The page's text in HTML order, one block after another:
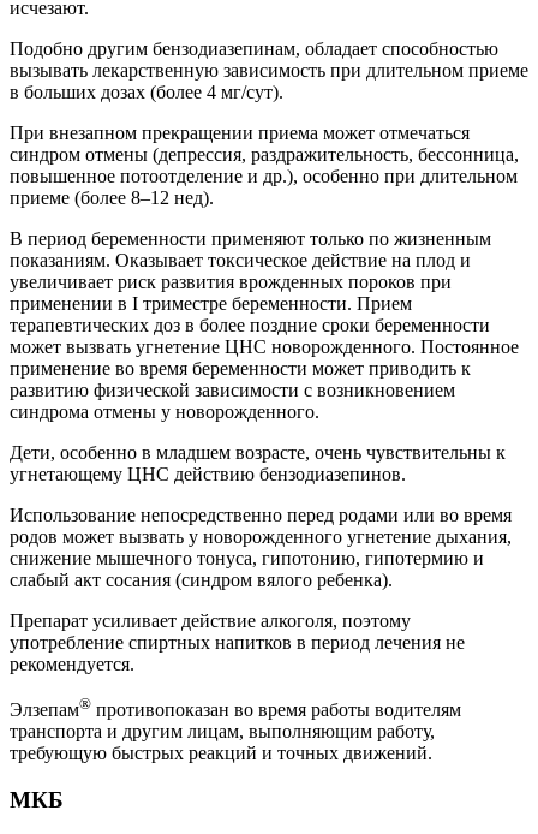
исчезают.
Подобно другим бензодиазепинам, обладает способностью
вызывать лекарственную зависимость при длительном приеме
в больших дозах (более 4 мг/сут).
При внезапном прекращении приема может отмечаться
синдром отмены (депрессия, раздражительность, бессонница,
повышенное потоотделение и др.), особенно при длительном
приеме (более 8–12 нед).
В период беременности применяют только по жизненным
показаниям. Оказывает токсическое действие на плод и
увеличивает риск развития врожденных пороков при
применении в I триместре беременности. Прием
терапевтических доз в более поздние сроки беременности
может вызвать угнетение ЦНС новорожденного. Постоянное
применение во время беременности может приводить к
развитию физической зависимости с возникновением
синдрома отмены у новорожденного.
Дети, особенно в младшем возрасте, очень чувствительны к
угнетающему ЦНС действию бензодиазепинов.
Использование непосредственно перед родами или во время
родов может вызвать у новорожденного угнетение дыхания,
снижение мышечного тонуса, гипотонию, гипотермию и
слабый акт сосания (синдром вялого ребенка).
Препарат усиливает действие алкоголя, поэтому
употребление спиртных напитков в период лечения не
рекомендуется.
Элзепам® противопоказан во время работы водителям
транспорта и другим лицам, выполняющим работу,
требующую быстрых реакций и точных движений.
МКБ